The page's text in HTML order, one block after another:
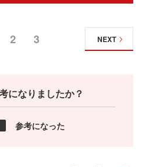
2 3 NEXT
になりましたか？
参考になった